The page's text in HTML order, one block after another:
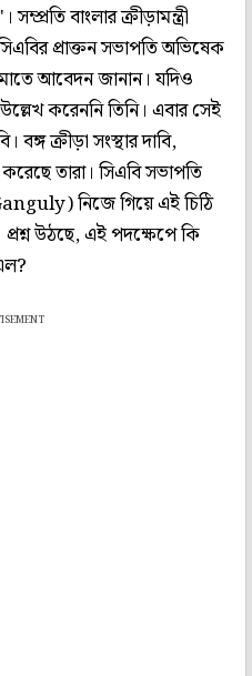
বাংলার ক্রীড়ামন্ত্রী
প্রাক্তন সভাপতি অভিষেক
আবেদন জানান। যদিও
করেননি তিনি। এবার সেই
বঙ্গ ক্রীড়া সংস্থার দাবি,
তারা। সিএবি সভাপতি
নিজে গিয়ে এই চিঠি
প্রশ্ন উঠছে, এই পদক্ষেপে কি